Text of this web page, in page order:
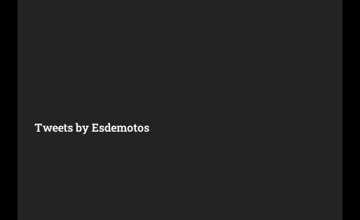
Tweets by Esdemotos